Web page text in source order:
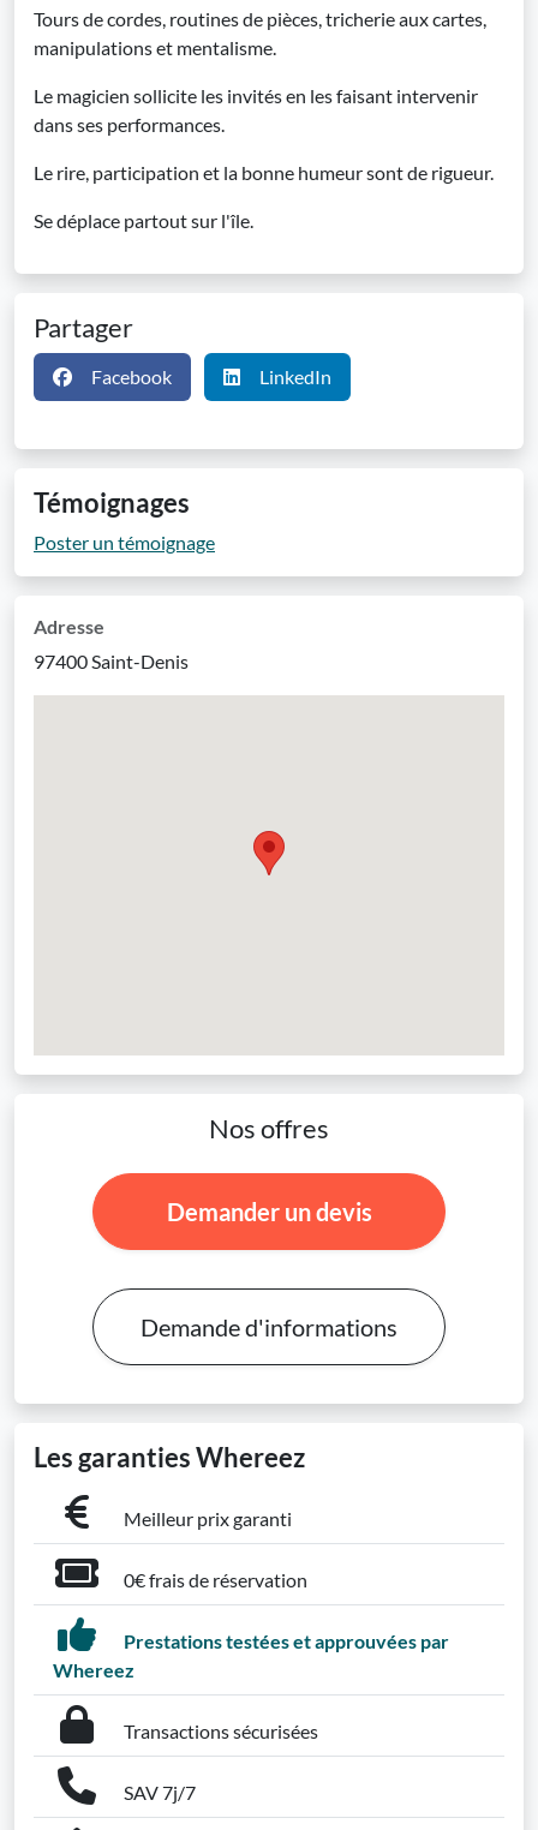
Tours de cordes, routines de pièces, tricherie aux cartes,
manipulations et mentalisme.
Le magicien sollicite les invités en les faisant intervenir
dans ses performances.
Le rire, participation et la bonne humeur sont de rigueur.
Se déplace partout sur l'île.
Partager
Facebook LinkedIn
Témoignages
Poster un témoignage
Adresse
97400 Saint-Denis
Nos offres
Demander un devis
Demande d'informations
Les garanties Whereez
Meilleur prix garanti
0€ frais de réservation
Prestations testées et approuvées par
Whereez
Transactions sécurisées
SAV 7j/7